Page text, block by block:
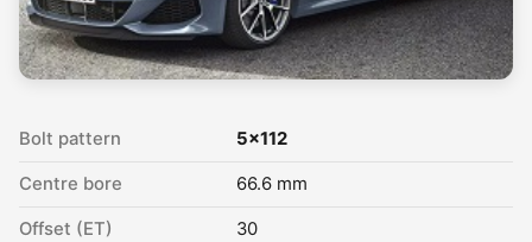
Bolt pattern 5x112
Centre bore 66.6 mm
Offset (ET) 30